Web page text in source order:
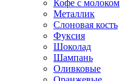
Кофе с молоком
Металлик
Слоновая кость
Фуксия
Шоколад
Шампань
Оливковые